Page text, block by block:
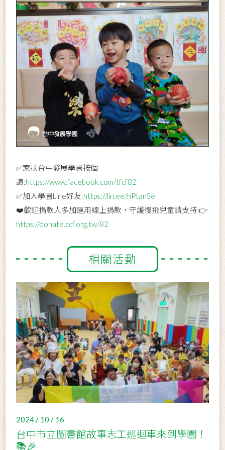
✅家扶台中發展學園按個
讚:https://www.facebook.com/tfcf82
✅加入學園Line好友:https://lin.ee/hPtanSe
❤️歡迎捐款人多加運用線上捐款，守護慢飛兒童請支持 👉
https://donate.ccf.org.tw/82
相關活動
2024 / 10 / 16
台中市立圖書館故事志工巡迴車來到學園！
📚🎉